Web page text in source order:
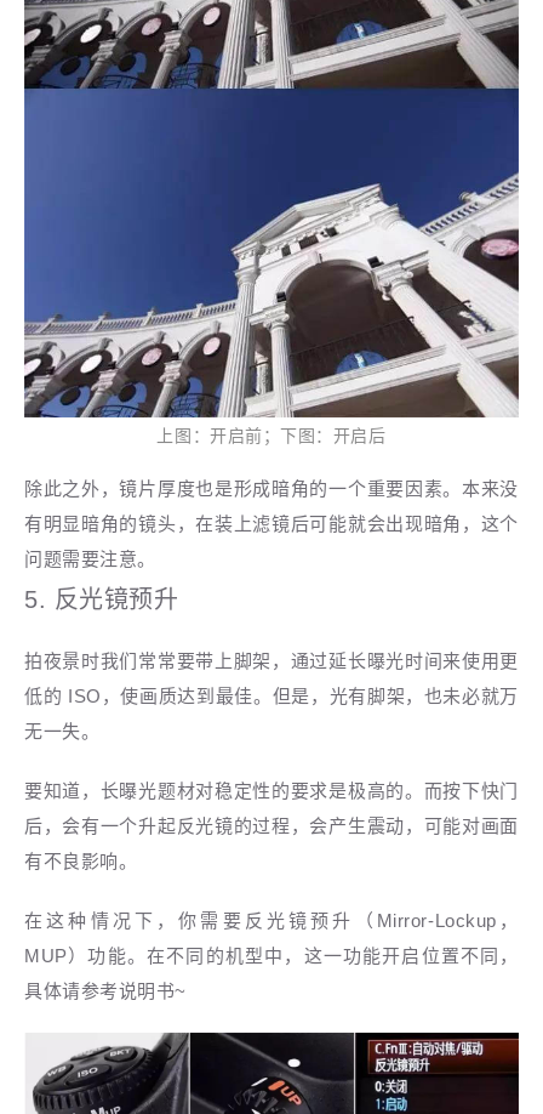
上图：开启前；下图：开启后
除此之外，镜片厚度也是形成暗角的一个重要因素。本来没
有明显暗角的镜头，在装上滤镜后可能就会出现暗角，这个
问题需要注意。
5. 反光镜预升
拍夜景时我们常常要带上脚架，通过延长曝光时间来使用更
低的 ISO，使画质达到最佳。但是，光有脚架，也未必就万
无一失。
要知道，长曝光题材对稳定性的要求是极高的。而按下快门
后，会有一个升起反光镜的过程，会产生震动，可能对画面
有不良影响。
在这种情况下，你需要反光镜预升
（Mirror-Lockup，
MUP）功能。在不同的机型中，这一功能开启位置不同，
具体请参考说明书~